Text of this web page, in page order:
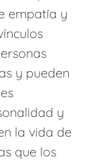
empatía y
y pueden
y
la vida de
que los